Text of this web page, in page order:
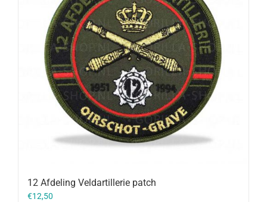
12 Afdeling Veldartillerie patch
€12,50